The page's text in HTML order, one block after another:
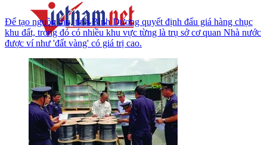
Để tạo nguồn thu, tỉnh Bình Dương quyết định đấu giá hàng chục
khu đất, trong đó có nhiều khu vực từng là trụ sở cơ quan Nhà nước
được ví như 'đất vàng' có giá trị cao.